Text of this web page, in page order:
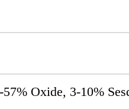
Oxide, 3-10%